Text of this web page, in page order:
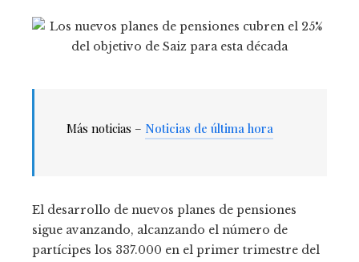
Más noticias – Noticias de última hora
El desarrollo de nuevos planes de pensiones
sigue avanzando, alcanzando el número de
partícipes los 337.000 en el primer trimestre del